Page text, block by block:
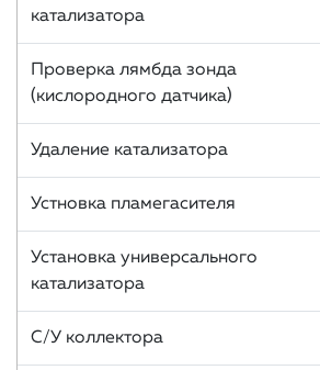
катализатора
Проверка лямбда зонда
(кислородного датчика)
Удаление катализатора
Устновка пламегасителя
Установка универсального
катализатора
С/У коллектора